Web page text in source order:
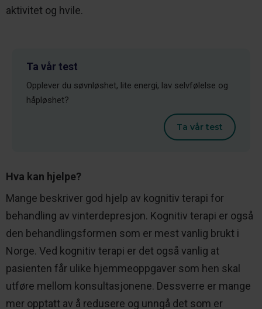
aktivitet og hvile.
Ta vår test
Opplever du søvnløshet, lite energi, lav selvfølelse og
håpløshet?
Ta vår test
Hva kan hjelpe?
Mange beskriver god hjelp av kognitiv terapi for
behandling av vinterdepresjon. Kognitiv terapi er også
den behandlingsformen som er mest vanlig brukt i
Norge. Ved kognitiv terapi er det også vanlig at
pasienten får ulike hjemmeoppgaver som hen skal
utføre mellom konsultasjonene. Dessverre er mange
mer opptatt av å redusere og unngå det som er